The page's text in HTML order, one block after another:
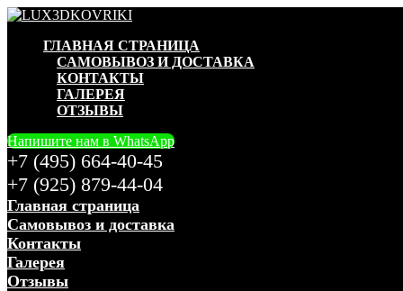
ГЛАВНАЯ СТРАНИЦА
САМОВЫВОЗ И ДОСТАВКА
КОНТАКТЫ
ГАЛЕРЕЯ
ОТЗЫВЫ
Напишите нам в WhatsApp
+7 (495) 664-40-45
+7 (925) 879-44-04
Главная страница
Самовывоз и доставка
Контакты
Галерея
Отзывы